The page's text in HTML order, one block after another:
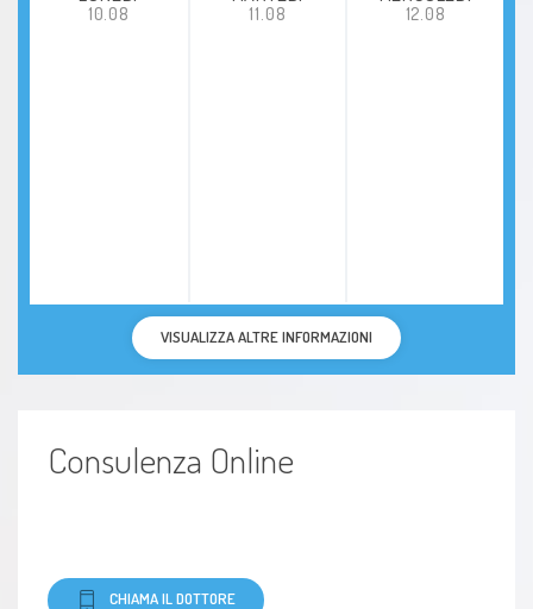
10.08 11.08 12.08
VISUALIZZA ALTRE INFORMAZIONI
Consulenza Online
CHIAMA IL DOTTORE